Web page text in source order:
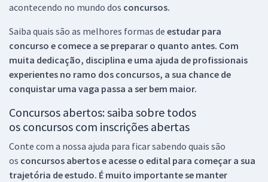
acontecendo no mundo dos concursos.
Saiba quais são as melhores formas de estudar para
concurso e comece a se preparar o quanto antes. Com
muita dedicação, disciplina e uma ajuda de profissionais
experientes no ramo dos concursos, a sua chance de
conquistar uma vaga passa a ser bem maior.
Concursos abertos: saiba sobre todos
os concursos com inscrições abertas
Conte com a nossa ajuda para ficar sabendo quais são
os concursos abertos e acesse o edital para começar a sua
trajetória de estudo. É muito importante se manter